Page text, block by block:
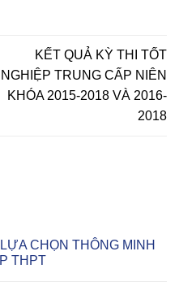
KẾT QUẢ KỲ THI TỐT
NGHIỆP TRUNG CẤP NIÊN
KHÓA 2015-2018 VÀ 2016-
2018
CHỌN THÔNG MINH
THPT